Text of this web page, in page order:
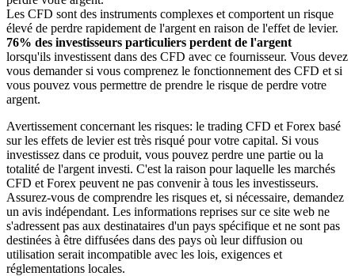
Les CFD sont des instruments complexes et comportent un risque
élevé de perdre rapidement de l'argent en raison de l'effet de levier.
76% des investisseurs particuliers perdent de l'argent
lorsqu'ils investissent dans des CFD avec ce fournisseur. Vous devez
vous demander si vous comprenez le fonctionnement des CFD et si
vous pouvez vous permettre de prendre le risque de perdre votre
argent.
Avertissement concernant les risques: le trading CFD et Forex basé
sur les effets de levier est très risqué pour votre capital. Si vous
investissez dans ce produit, vous pouvez perdre une partie ou la
totalité de l'argent investi. C'est la raison pour laquelle les marchés
CFD et Forex peuvent ne pas convenir à tous les investisseurs.
Assurez-vous de comprendre les risques et, si nécessaire, demandez
un avis indépendant. Les informations reprises sur ce site web ne
s'adressent pas aux destinataires d'un pays spécifique et ne sont pas
destinées à être diffusées dans des pays où leur diffusion ou
utilisation serait incompatible avec les lois, exigences et
réglementations locales.